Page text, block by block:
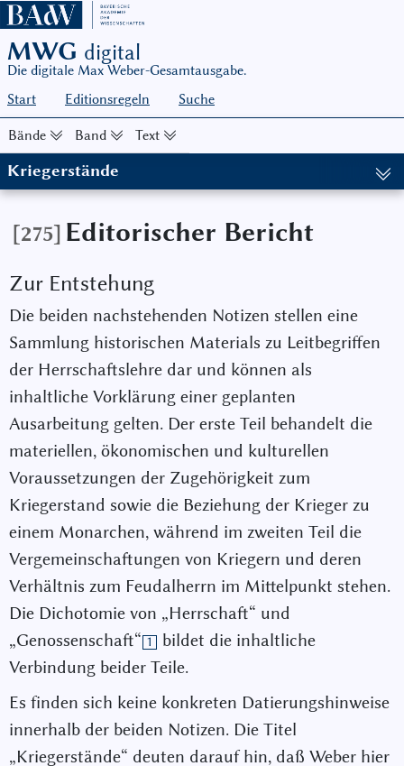
MWG digital
Die digitale Max Weber-Gesamtausgabe.
Start
Editionsregeln Suche
Bände Band Text
Kriegerstände
(in: MWG I/22-1, hg. von Wolfgang J. Mommsen, in
[275] Editorischer Bericht
Zur Entstehung
Die beiden nachstehenden Notizen stellen eine
Sammlung historischen Materials zu Leitbegriffen
der Herrschaftslehre dar und können als
inhaltliche Vorklärung einer geplanten
Ausarbeitung gelten. Der erste Teil behandelt die
materiellen, ökonomischen und kulturellen
Voraussetzungen der Zugehörigkeit zum
Kriegerstand sowie die Beziehung der Krieger zu
einem Monarchen, während im zweiten Teil die
Vergemeinschaftungen von Kriegern und deren
Verhältnis zum Feudalherrn im Mittelpunkt stehen.
Die Dichotomie von „Herrschaft“ und
„Genossenschaft“ 1
bildet die inhaltliche
Verbindung beider Teile.
Es finden sich keine konkreten Datierungshinweise
innerhalb der beiden Notizen. Die Titel
„Kriegerstände“ deuten darauf hin, daß Weber hier